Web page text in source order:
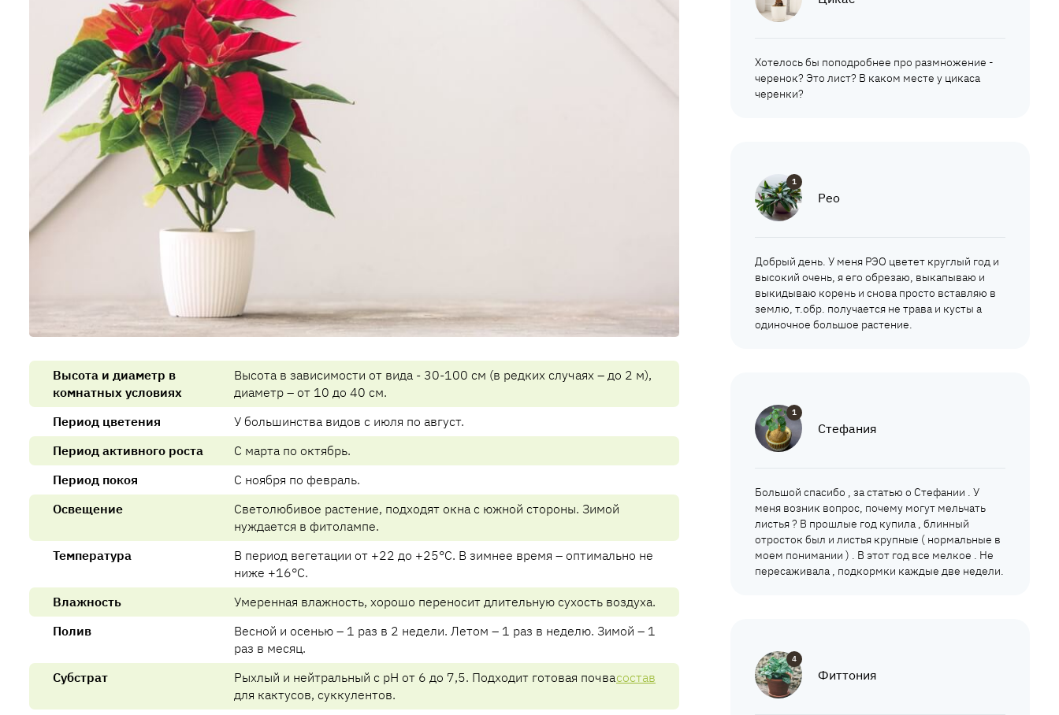
Высота и диаметр в
комнатных условиях
Высота в зависимости от вида - 30-100 см (в редких случаях – до 2 м),
диаметр – от 10 до 40 см.
Период цветения
У большинства видов с июля по август.
Период активного роста
С марта по октябрь.
Период покоя
С ноября по февраль.
Освещение
Светолюбивое растение, подходят окна с южной стороны. Зимой
нуждается в фитолампе.
Температура
В период вегетации от +22 до +25°C. В зимнее время – оптимально не
ниже +16°C.
Влажность
Умеренная влажность, хорошо переносит длительную сухость воздуха.
Полив
Весной и осенью – 1 раз в 2 недели. Летом – 1 раз в неделю. Зимой – 1
раз в месяц.
Субстрат
Рыхлый и нейтральный с pH от 6 до 7,5. Подходит готовая почва
для кактусов, суккулентов.
состав
Хотелось бы поподробнее про размножение -
черенок? Это лист? В каком месте у цикаса
черенки?
1
Рео
Добрый день. У меня РЭО цветет круглый год и
высокий очень, я его обрезаю, выкапываю и
выкидываю корень и снова просто вставляю в
землю, т.обр. получается не трава и кусты а
одиночное большое растение.
1
Стефания
Большой спасибо , за статью о Стефании . У
меня возник вопрос, почему могут мельчать
листья ? В прошлые год купила , блинный
отросток был и листья крупные ( нормальные в
моем понимании ) . В этот год все мелкое . Не
пересаживала , подкормки каждые две недели.
4
Фиттония